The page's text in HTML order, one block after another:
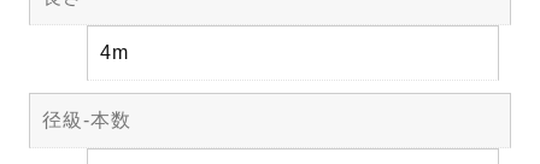
4m
径級-本数